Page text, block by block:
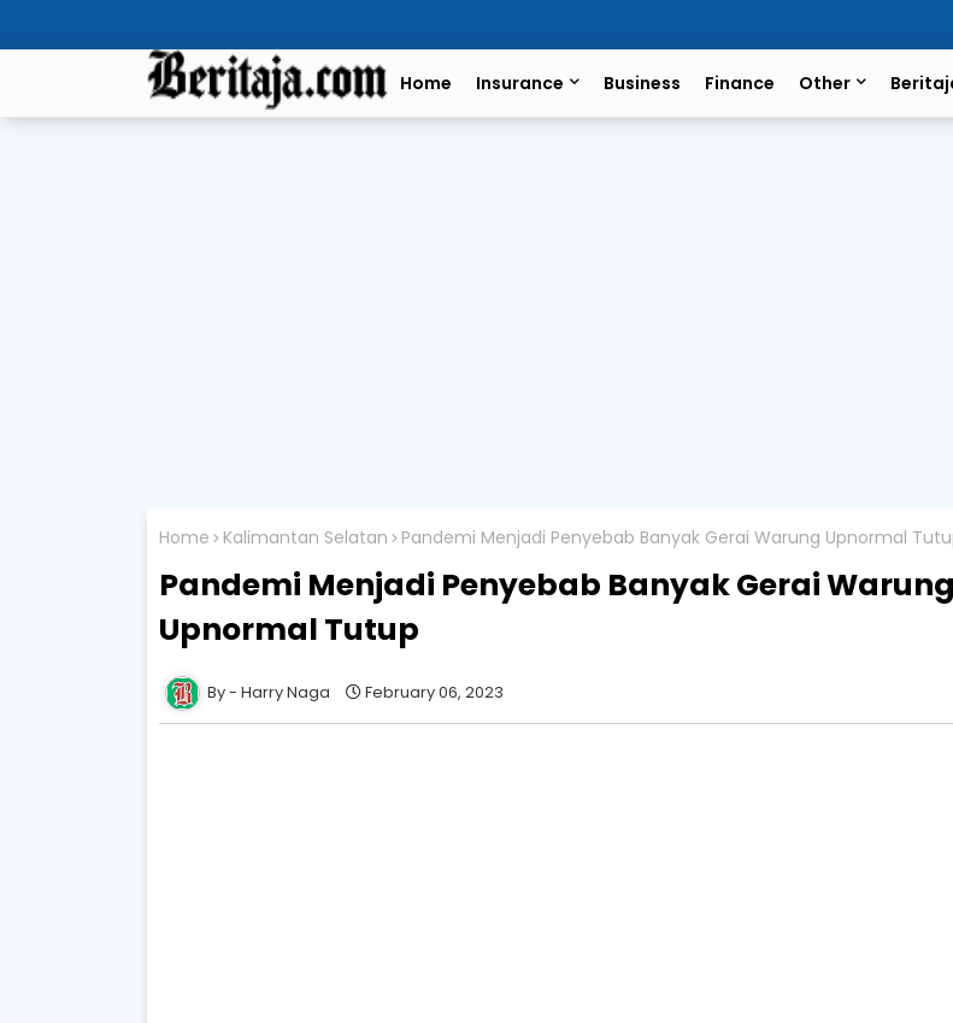
Home Insurance Business Finance Other
Home Kalimantan Selatan Pandemi Menjadi Penyebab Banyak Gerai Warung Upnormal
Pandemi Menjadi Penyebab Banyak Gerai Warung
Upnormal Tutup
Harry Naga February 06, 2023